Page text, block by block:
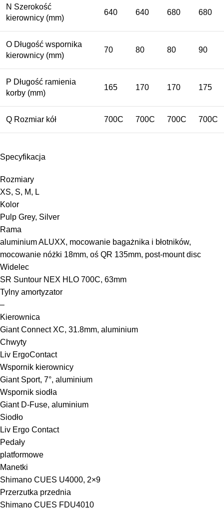
N Szerokość
kierownicy (mm)
640 640 680 680
O Długość wspornika
kierownicy (mm)
70 80 80 90
P Długość ramienia
korby (mm)
165 170 170 175
Q Rozmiar kół 700C 700C 700C 700C
Specyfikacja
Rozmiary
XS, S, M, L
Kolor
Pulp Grey, Silver
Rama
aluminium ALUXX, mocowanie bagażnika i błotników,
mocowanie nóżki 18mm, oś QR 135mm, post-mount disc
Widelec
SR Suntour NEX HLO 700C, 63mm
Tylny amortyzator
–
Kierownica
Giant Connect XC, 31.8mm, aluminium
Chwyty
Liv ErgoContact
Wspornik kierownicy
Giant Sport, 7°, aluminium
Wspornik siodła
Giant D-Fuse, aluminium
Siodło
Liv Ergo Contact
Pedały
platformowe
Manetki
Shimano CUES U4000, 2×9
Przerzutka przednia
Shimano CUES FDU4010